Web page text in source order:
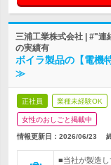
三浦工業株式会社 | #"連
の実績有
ボイラ製品の【電機
≫
正社員 業種未経験OK
女性のおしごと掲載中
情報更新日：2026/06/23
■当社が製造